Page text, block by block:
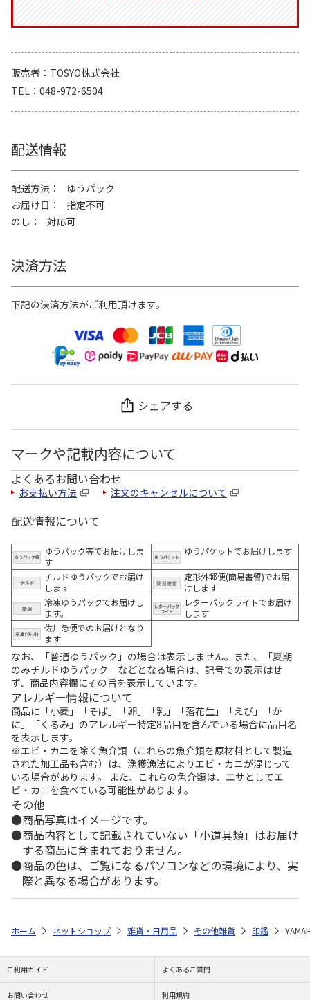
販売者
TOSYO株式会社
TEL
048-972-6504
配送情報
配送方法
ゆうパック
お届け日
指定不可
のし
対応可
決済方法
下記の決済方法がご利用頂けます。
シェアする
マークや記載内容について
よくあるお問い合わせ
お支払い方法 注文のキャンセルについて
配送情報について
ゆうパック等でお届けしま
す
ゆうパケットでお届けします
チルドゆうパックでお届け
します
定形外郵便(簡易書留)でお届
けします
冷凍ゆうパックでお届けし
ます。
レターパックライトでお届け
します
佐川急便でのお届けとなり
ます
なお、「普通ゆうパック」の場合は表示しません。また、「夏期
のみチルドゆうパック」などとなる場合は、記号での表示はせ
ず、商品内容欄にその旨を表示しています。
アレルギー情報について
商品に「小麦」「そば」「卵」「乳」「落花生」「えび」「か
に」「くるみ」のアレルギー特定8品目を含んでいる場合に品目名
を表示します。
※エビ・カニを除く魚介類（これらの魚介類を原材料として製造
された加工品も含む）は、漁獲漁法によりエビ・カニが混じって
いる場合があります。 また、これらの魚介類は、エサとしてエ
ビ・カニを食べている可能性があります。
その他
商品写真はイメージです。
商品内容として記載されていない「小道具類」はお届け
する商品に含まれておりません。
商品の色は、ご覧になるパソコンなどの環境により、実
際と異なる場合があります。
ホーム ネットショップ 雑貨・日用品 その他雑貨 印鑑
ご利用ガイド よくあるご質問
お問い合わせ 利用規約